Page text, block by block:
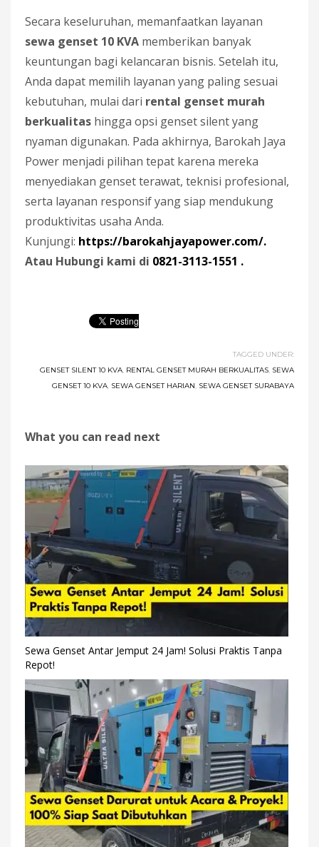
Secara keseluruhan, memanfaatkan layanan
sewa genset 10 KVA memberikan banyak
keuntungan bagi kelancaran bisnis. Setelah itu,
Anda dapat memilih layanan yang paling sesuai
kebutuhan, mulai dari rental genset murah
berkualitas hingga opsi genset silent yang
nyaman digunakan. Pada akhirnya, Barokah Jaya
Power menjadi pilihan tepat karena mereka
menyediakan genset terawat, teknisi profesional,
serta layanan responsif yang siap mendukung
produktivitas usaha Anda.
Kunjungi: https://barokahjayapower.com/.
Atau Hubungi kami di 0821-3113-1551 .
TAGGED UNDER:
GENSET SILENT 10 KVA, RENTAL GENSET MURAH BERKUALITAS, SEWA
GENSET 10 KVA, SEWA GENSET HARIAN, SEWA GENSET SURABAYA
What you can read next
Sewa Genset Antar Jemput 24 Jam! Solusi Praktis Tanpa
Repot!